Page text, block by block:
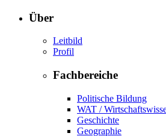
Über
Leitbild
Profil
Fachbereiche
Politische Bildung
WAT /
Geschichte
Geographie